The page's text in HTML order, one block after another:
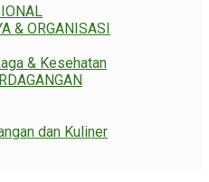
& ORGANISASI
& Kesehatan
dan Kuliner